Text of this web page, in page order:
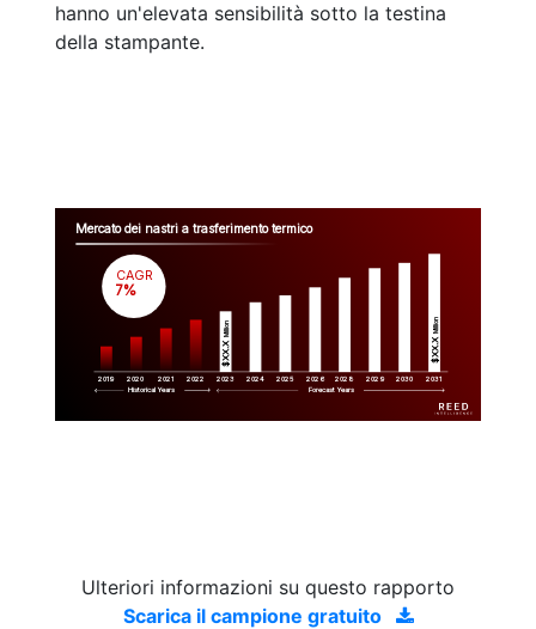
hanno un'elevata sensibilità sotto la testina
della stampante.
Mercato dei nastri a trasferimento termico
2019 2020 2021 2022 2023 2024 2025 2026 2028 2029 2030 2031
$XX.X
Million
$XX.X
Million
CAGR
7%
Historical Years Forecast Years
Ulteriori informazioni su questo rapporto
Scarica il campione gratuito